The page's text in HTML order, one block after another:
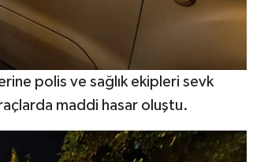
polis ve sağlık ekipleri sevk
maddi hasar oluştu.